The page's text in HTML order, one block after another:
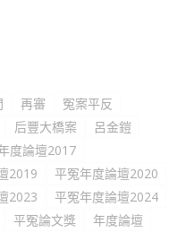
再審
冤案平反
后豐大橋案
呂金鎧
度論壇2017
2019
平冤年度論壇2020
2023
平冤年度論壇2024
平冤論文獎
年度論壇